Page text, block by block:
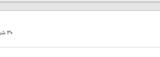
۳۰ شهریور ۱۴۰۴ - ۱۰:۵۴